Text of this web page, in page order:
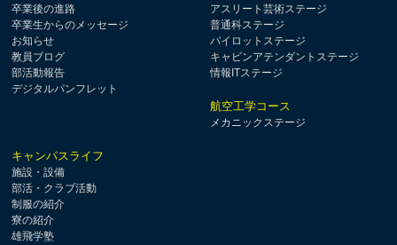
卒業後の進路
卒業生からのメッセージ
お知らせ
教員ブログ
部活動報告
デジタルパンフレット
アスリート芸術ステージ
普通科ステージ
パイロットステージ
キャビンアテンダントステージ
情報ITステージ
航空工学コース
メカニックステージ
キャンパスライフ
施設・設備
部活・クラブ活動
制服の紹介
寮の紹介
雄飛学塾